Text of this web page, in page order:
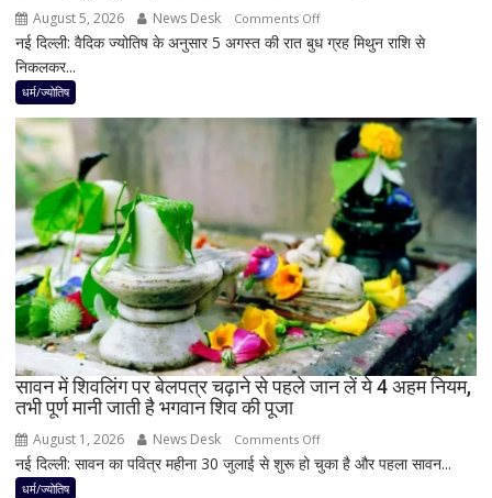
August 5, 2026 News Desk Comments Offon
5
बनेगा
बुध-
शनि
नवपंचम
योग,
इन
3
राशियों
पर
रह
प्रभाव,
नई दिल्ली: वैदिक ज्योतिष के अनुसार 5 अगस्त की रात बुध ग्रह मिथुन राशि से
निकलकर...
धर्म/ज्योतिष
सावन में शिवलिंग पर बेलपत्र चढ़ाने से पहले जान लें ये 4 अहम नियम,
तभी पूर्ण मानी जाती है भगवान शिव की पूजा
August 1, 2026 News Desk Comments Offon
सावन
नई दिल्ली: सावन का पवित्र महीना 30 जुलाई से शुरू हो चुका है और पहला सावन...
धर्म/ज्योतिष